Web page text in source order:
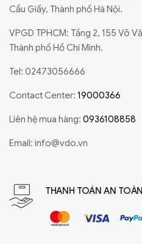
Cầu Giấy, Thành phố Hà Nội.
VPGD TPHCM: Tầng 2, 155 Võ
Thành phố Hồ Chí Minh.
Tel: 02473056666
Contact Center: 19000366
Liên hệ mua hàng: 0936108858
Email: info@vdo.vn
THANH TOÁN AN